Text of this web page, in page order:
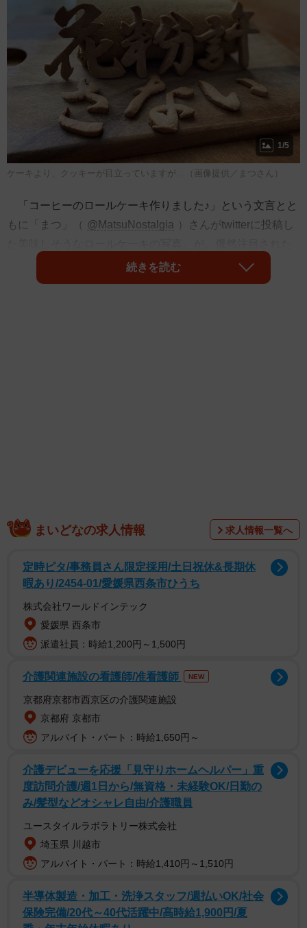
1/5
ケーキより、クッキーが目立っていますが…（画像提供／まつさん）
「コーヒーのロールケーキ作りました♪」という文言とと
もに「まつ」（ @MatsuNostalgia ）さんがtwitterに投稿し
のは、ケーキよりも、その前面にある「花粉許さない」と
いうクッキーで作ったメッセージの文字。ケーキとクッキ
pic.twitter.com/JRp5bVcDXN
ツイートを見た人からは「花粉に対する怒りがすごい伝
わりますね…」「同じ気持ちです この時期辛いですよ
キ！ですが、クオリティの高いクッキーの文字を読んで爆
笑 花粉症の方にとっては冗談じゃありませんよね。すみ
ません」との気遣い、「センスがすごい すきです」「達
筆なクッキーだわ笑」との称賛など、様々な声が届いてい
「花粉症は4歳からなので、もう14年間花粉と戦ってま
す。鼻づまり、目の痒み、くしゃみに毎年やられてます」
と語るまつさん。「ロールケーキはクッキーを立てかける
ために作りました！」とのことですが、どんな思いで作っ
たのでしょうか。
文字クッキー作るのに、２時間かかった
続きを読む
まいどなの求人情報 求人情報一覧へ
定時ピタ/事務員さん限定採用/土日祝休&長期休
暇あり/2454-01/愛媛県西条市ひうち
株式会社ワールドインテック
愛媛県 西条市
派遣社員：時給1,200円～1,500円
介護関連施設の看護師/准看護師 NEW
京都府京都市西京区の介護関連施設
京都府 京都市
アルバイト・パート：時給1,650円～
介護デビューを応援「見守りホームヘルパー」重
度訪問介護/週1日から/無資格・未経験OK/日勤の
み/髪型などオシャレ自由/介護職員
ユースタイルラボラトリー株式会社
埼玉県 川越市
アルバイト・パート：時給1,410円～1,510円
半導体製造・加工・洗浄スタッフ/週払いOK/社会
保険完備/20代～40代活躍中/高時給1,900円/夏